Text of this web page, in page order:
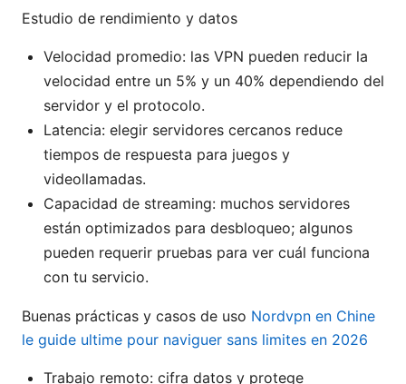
Estudio de rendimiento y datos
Velocidad promedio: las VPN pueden reducir la
velocidad entre un 5% y un 40% dependiendo del
servidor y el protocolo.
Latencia: elegir servidores cercanos reduce
tiempos de respuesta para juegos y
videollamadas.
Capacidad de streaming: muchos servidores
están optimizados para desbloqueo; algunos
pueden requerir pruebas para ver cuál funciona
con tu servicio.
Buenas prácticas y casos de uso Nordvpn en Chine
le guide ultime pour naviguer sans limites en 2026
Trabajo remoto: cifra datos y protege